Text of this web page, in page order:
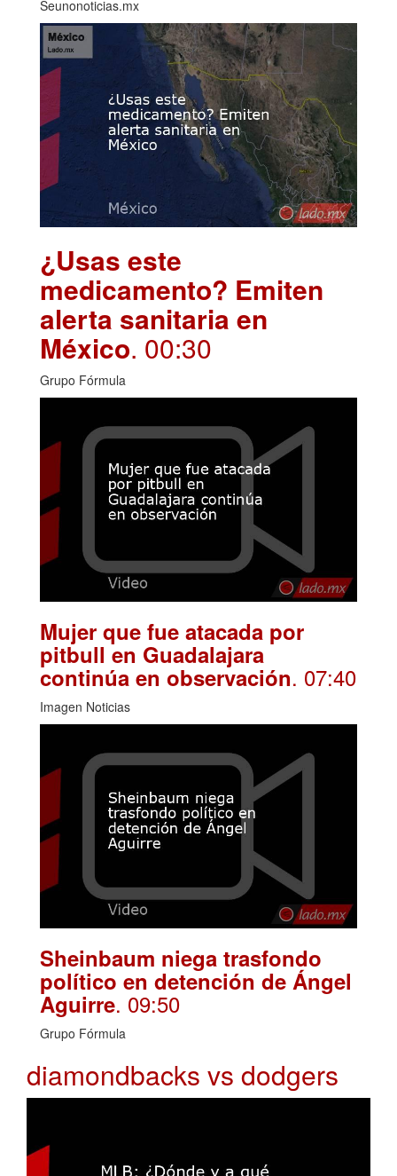
Seunonoticias.mx
¿Usas este
medicamento? Emiten
alerta sanitaria en
México. 00:30
Grupo Fórmula
Mujer que fue atacada por
pitbull en Guadalajara
continúa en observación. 07:40
Imagen Noticias
Sheinbaum niega trasfondo
político en detención de Ángel
Aguirre. 09:50
Grupo Fórmula
diamondbacks vs dodgers